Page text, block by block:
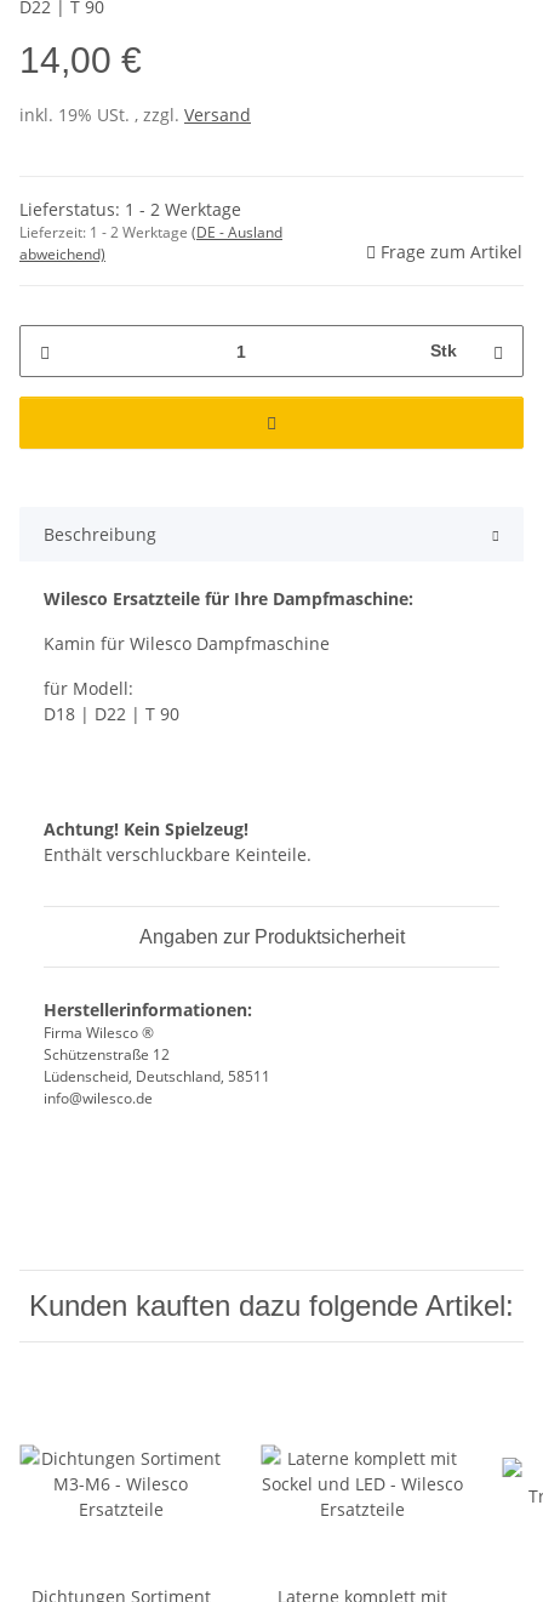
D22 | T 90
14,00 €
inkl. 19% USt. , zzgl. Versand
Lieferstatus: 1 - 2 Werktage
Lieferzeit: 1 - 2 Werktage (DE - Ausland
abweichend)
Frage zum Artikel
Stk
Beschreibung
Wilesco Ersatzteile für Ihre Dampfmaschine:
Kamin für Wilesco Dampfmaschine
für Modell:
D18 | D22 | T 90
Achtung! Kein Spielzeug!
Enthält verschluckbare Keinteile.
Angaben zur Produktsicherheit
Herstellerinformationen:
Firma Wilesco ®
Schützenstraße 12
Lüdenscheid, Deutschland, 58511
info@wilesco.de
Kunden kauften dazu folgende Artikel:
Dichtungen Sortiment
Laterne komplett mit